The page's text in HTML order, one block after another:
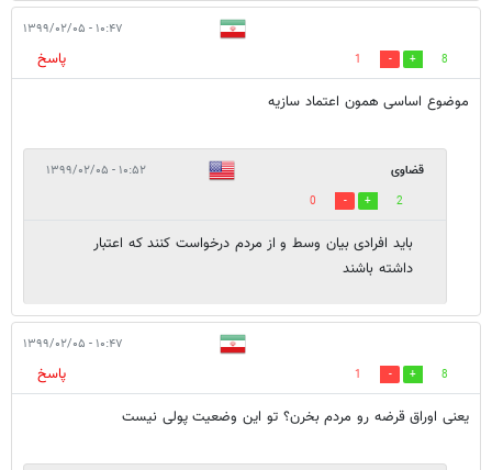
۱۰:۴۷ - ۱۳۹۹/۰۲/۰۵
8
1
پاسخ
موضوع اساسی همون اعتماد سازیه
قضاوی ۱۰:۵۲ - ۱۳۹۹/۰۲/۰۵
2
0
باید افرادی بیان وسط و از مردم درخواست کنند که اعتبار
داشته باشند
۱۰:۴۷ - ۱۳۹۹/۰۲/۰۵
8
1
پاسخ
یعنی اوراق قرضه رو مردم بخرن؟ تو این وضعیت پولی نیست